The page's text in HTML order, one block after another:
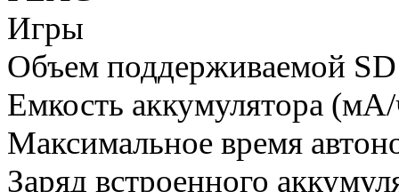
Игры
Объем поддерживаемой
Емкость аккумулятора
Максимальное время
Заряд встроенного